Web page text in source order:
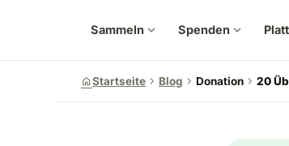
Sammeln expand_more Spenden expand_more
homeStartseite chevron_right Blog chevron_right Donation chevron_right 20